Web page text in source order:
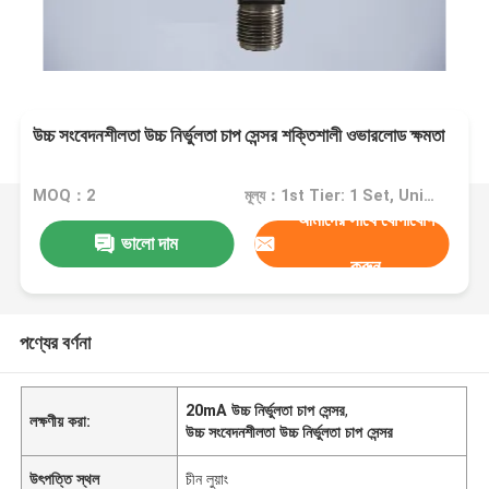
উচ্চ সংবেদনশীলতা উচ্চ নির্ভুলতা চাপ সেন্সর শক্তিশালী ওভারলোড ক্ষমতা
MOQ：2 মূল্য：1st Tier: 1 Set, Unit Price USD 3.00 2nd Tier: 2-5 Sets, Unit Price USD 2.00 3rd Tier: Over 5 Sets, Unit Price USD 1.00
ভালো দাম
আমাদের সাথে যোগাযোগ
করুন
পণ্যের বর্ণনা
লক্ষণীয় করা:
20mA উচ্চ নির্ভুলতা চাপ সেন্সর,
উচ্চ সংবেদনশীলতা উচ্চ নির্ভুলতা চাপ সেন্সর
উৎপত্তি স্থল চীন লুয়াং